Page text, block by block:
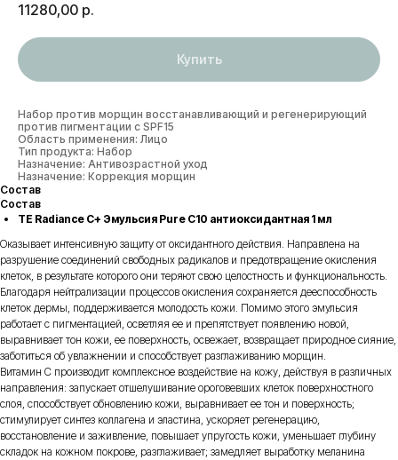
11280,00 р.
Купить
Набор против морщин восстанавливающий и регенерирующий
против пигментации с SPF15
Область применения: Лицо
Тип продукта: Набор
Назначение: Антивозрастной уход
Назначение: Коррекция морщин
Состав
Состав
TE Radiance C+ Эмульсия Pure C10 антиоксидантная 1 мл
Оказывает интенсивную защиту от оксидантного действия. Направлена на
разрушение соединений свободных радикалов и предотвращение окисления
клеток, в результате которого они теряют свою целостность и функциональность.
Благодаря нейтрализации процессов окисления сохраняется дееспособность
клеток дермы, поддерживается молодость кожи. Помимо этого эмульсия
работает с пигментацией, осветляя ее и препятствует появлению новой,
выравнивает тон кожи, ее поверхность, освежает, возвращает природное сияние,
заботиться об увлажнении и способствует разглаживанию морщин.
Витамин С производит комплексное воздействие на кожу, действуя в различных
направления: запускает отшелушивание ороговевших клеток поверхностного
слоя, способствует обновлению кожи, выравнивает ее тон и поверхность;
стимулирует синтез коллагена и эластина, ускоряет регенерацию,
восстановление и заживление, повышает упругость кожи, уменьшает глубину
складок на кожном покрове, разглаживает; замедляет выработку меланина